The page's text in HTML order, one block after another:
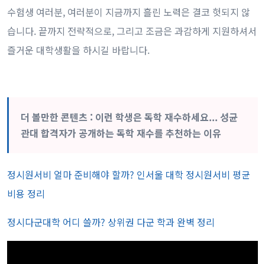
수험생 여러분, 여러분이 지금까지 흘린 노력은 결코 헛되지 않
습니다. 끝까지 전략적으로, 그리고 조금은 과감하게 지원하셔서
즐거운 대학생활을 하시길 바랍니다.
더 볼만한 콘텐츠 : 이런 학생은 독학 재수하세요... 성균
관대 합격자가 공개하는 독학 재수를 추천하는 이유
정시원서비 얼마 준비해야 할까? 인서울 대학 정시원서비 평균
비용 정리
정시다군대학 어디 쓸까? 상위권 다군 학과 완벽 정리